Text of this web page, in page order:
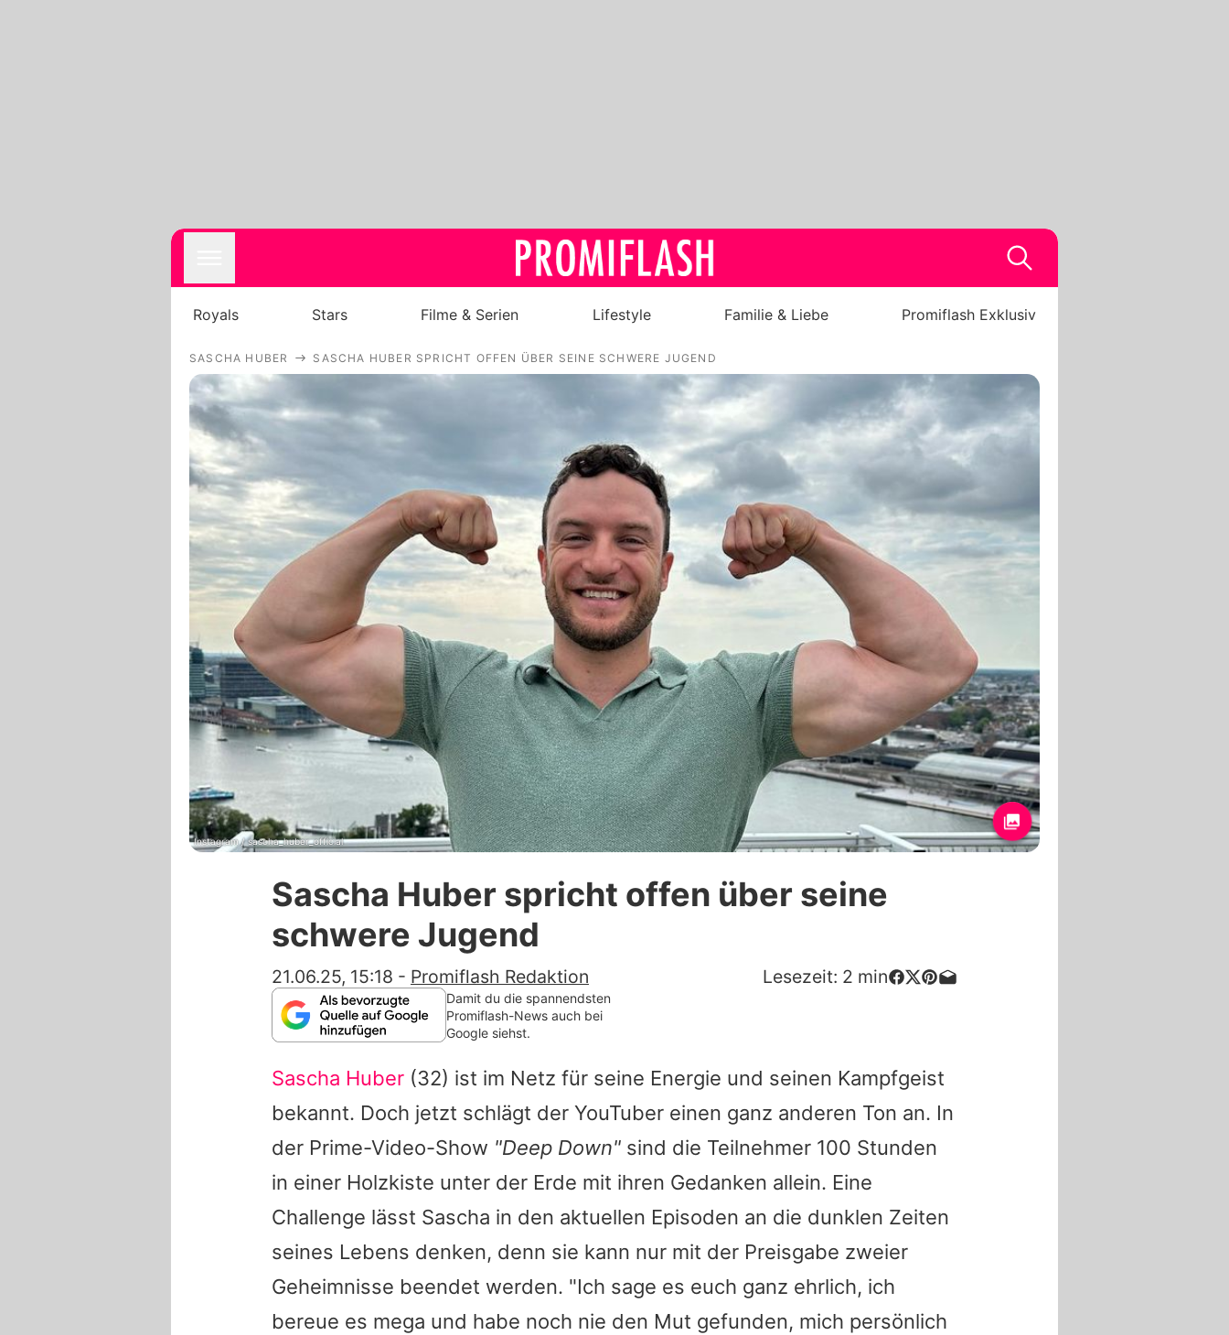
Royals
Filme & Serien
Lifestyle
Familie & Liebe
Promiflash Exklusiv
Alle Themen auf Promiflash
Jobs
App runterladen
Team
Redaktionelle Richtlinien
Impressum
Datenschutzerklärung
Nutzungsbedingungen
Royals Stars Filme & Serien Lifestyle Familie & Liebe Promiflash Exklusiv
SASCHA HUBER SASCHA HUBER SPRICHT OFFEN ÜBER SEINE SCHWERE JUGEND
Instagram / sascha_huber_official
Sascha Huber spricht offen über seine
schwere Jugend
21.06.25, 15:18 - Promiflash Redaktion Lesezeit: 2 min
Damit du die spannendsten
Promiflash-News auch bei
Google siehst.
Sascha Huber (32) ist im Netz für seine Energie und seinen Kampfgeist
bekannt. Doch jetzt schlägt der YouTuber einen ganz anderen Ton an. In
der Prime-Video-Show "Deep Down" sind die Teilnehmer 100 Stunden
in einer Holzkiste unter der Erde mit ihren Gedanken allein. Eine
Challenge lässt Sascha in den aktuellen Episoden an die dunklen Zeiten
seines Lebens denken, denn sie kann nur mit der Preisgabe zweier
Geheimnisse beendet werden. "Ich sage es euch ganz ehrlich, ich
bereue es mega und habe noch nie den Mut gefunden, mich persönlich